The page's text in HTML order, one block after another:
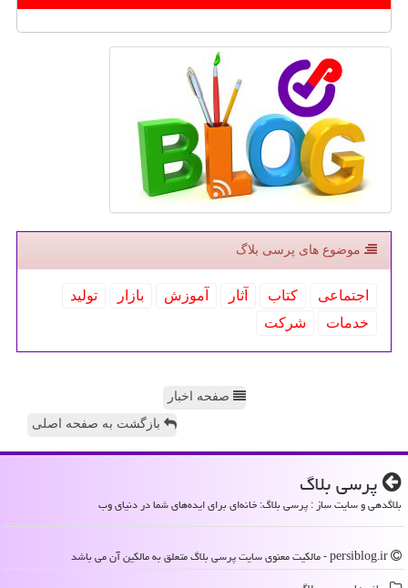
موضوع های پرسی بلاگ
اجتماعی كتاب آثار آموزش بازار
تولید
خدمات
شركت
صفحه اخبار
بازگشت به صفحه اصلی
پرسی بلاگ
بلاگدهی و سایت ساز : پرسی بلاگ: خانه‌ای برای ایده‌های شما در دنیای وب